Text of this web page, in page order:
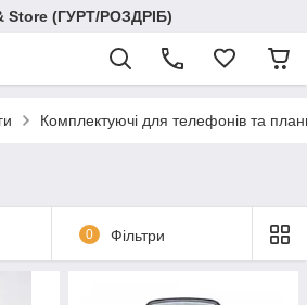
Store (ГУРТ/РОЗДРІБ)
Комплектуючі для телефонів та
0 Фільтри